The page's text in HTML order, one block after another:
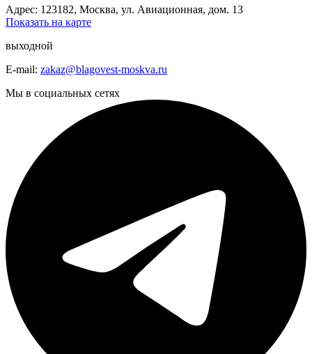
Адрес: 123182, Москва, ул. Авиационная, дом. 13
Показать на карте
выходной
E-mail: zakaz@blagovest-moskva.ru
Мы в социальных сетях